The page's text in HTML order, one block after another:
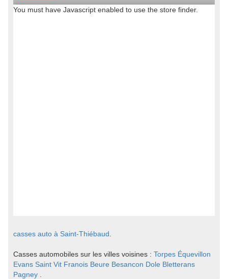
casses auto à Saint-Thiébaud
Casses automobiles sur les villes voisines : Torpes Équevillon
Evans Saint Vit Franois Beure Besancon Dole Bletterans
Pagney